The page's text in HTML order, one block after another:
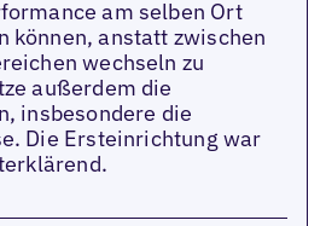
am selben Ort
können, anstatt zwischen
wechseln zu
außerdem die
insbesondere die
Die Ersteinrichtung war